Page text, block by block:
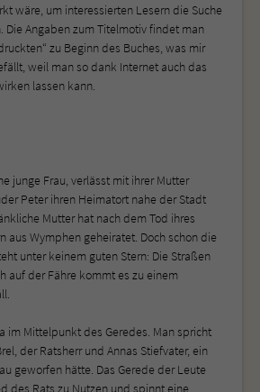
wäre, um interessierten Lesern die Suche
Die Angaben zum Titelmotiv findet man
zu Beginn des Buches, was mir
weil man so dank Internet auch das
lassen kann.
junge Frau, verlässt mit ihrer Mutter
Peter ihren Heimatort nahe der Stadt
Mutter hat nach dem Tod ihres
aus Wymphen geheiratet. Doch schon die
unter keinem guten Stern: Die Straßen
auf der Fähre kommt es zu einem
im Mittelpunkt des Geredes. Man spricht
der Ratsherr und Annas Stiefvater, ein
geworfen hätte. Das Gerede der Leute
des Rats zu Nutzen und spinnt eine